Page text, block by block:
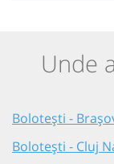
Unde
Bolotești -
Bolotești - Cluj